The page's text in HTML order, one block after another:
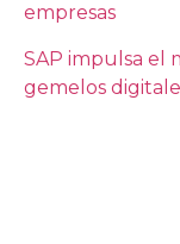
empresas
SAP impulsa el
gemelos